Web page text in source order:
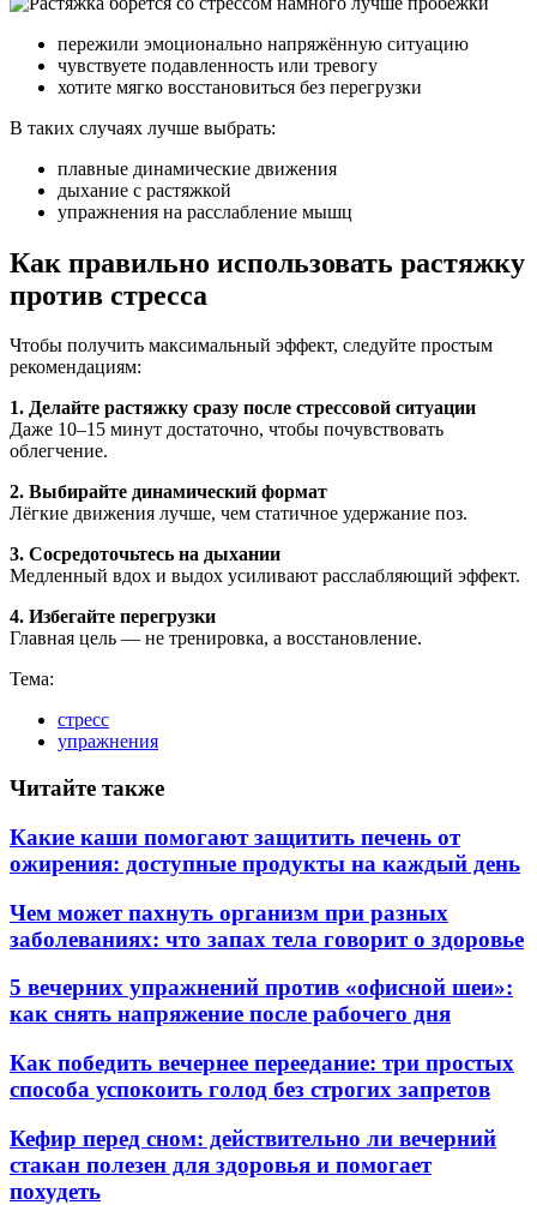
пережили эмоционально напряжённую ситуацию
чувствуете подавленность или тревогу
хотите мягко восстановиться без перегрузки
В таких случаях лучше выбрать:
плавные динамические движения
дыхание с растяжкой
упражнения на расслабление мышц
Как правильно использовать растяжку
против стресса
Чтобы получить максимальный эффект, следуйте простым
рекомендациям:
1. Делайте растяжку сразу после стрессовой ситуации
Даже 10–15 минут достаточно, чтобы почувствовать
облегчение.
2. Выбирайте динамический формат
Лёгкие движения лучше, чем статичное удержание поз.
3. Сосредоточьтесь на дыхании
Медленный вдох и выдох усиливают расслабляющий эффект.
4. Избегайте перегрузки
Главная цель — не тренировка, а восстановление.
Тема:
стресс
упражнения
Читайте также
Какие каши помогают защитить печень от
ожирения: доступные продукты на каждый день
Чем может пахнуть организм при разных
заболеваниях: что запах тела говорит о здоровье
5 вечерних упражнений против «офисной шеи»:
как снять напряжение после рабочего дня
Как победить вечернее переедание: три простых
способа успокоить голод без строгих запретов
Кефир перед сном: действительно ли вечерний
стакан полезен для здоровья и помогает
похудеть